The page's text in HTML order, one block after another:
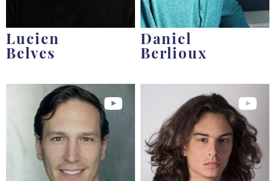
Lucien
Belves
Daniel
Berlioux